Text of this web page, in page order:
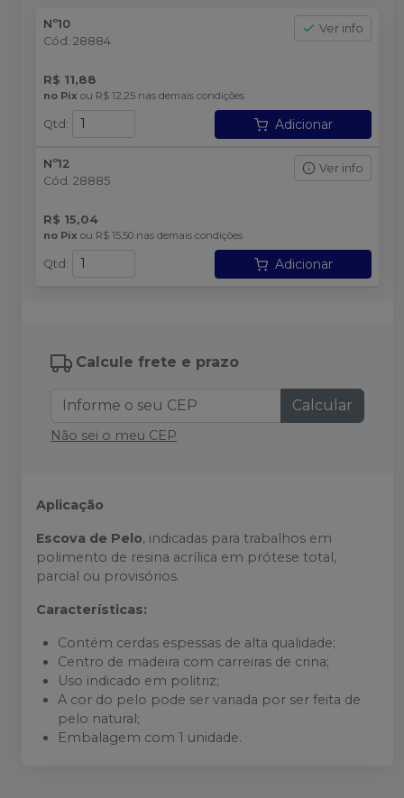
Nº10
Cód. 28884
Ver info
R$ 11,88
no Pix ou R$ 12,25 nas demais condições
Qtd : Adicionar
Nº12
Cód. 28885
Ver info
R$ 15,04
no Pix ou R$ 15,50 nas demais condições
Qtd : Adicionar
Calcule frete e prazo
Calcular
Não sei o meu CEP
Aplicação
Escova de Pelo, indicadas para trabalhos em
polimento de resina acrílica em prótese total,
parcial ou provisórios.
Características:
Contém cerdas espessas de alta qualidade;
Centro de madeira com carreiras de crina;
Uso indicado em politriz;
A cor do pelo pode ser variada por ser feita de
pelo natural;
Embalagem com 1 unidade.